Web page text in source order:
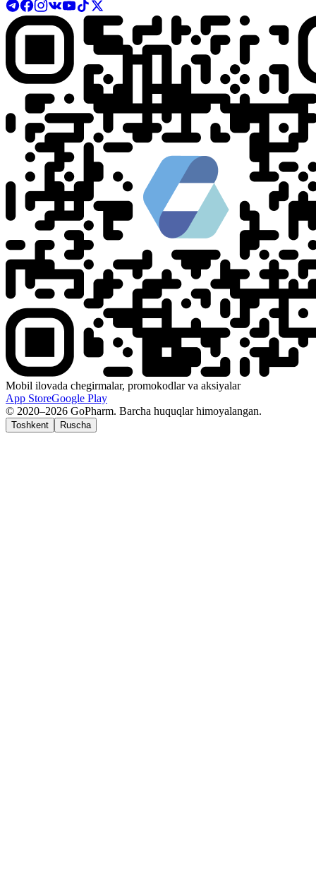
Mobil ilovada chegirmalar, promokodlar va aksiyalar
App StoreGoogle Play
© 2020–2026 GoPharm. Barcha huquqlar himoyalangan.
Toshkent Ruscha